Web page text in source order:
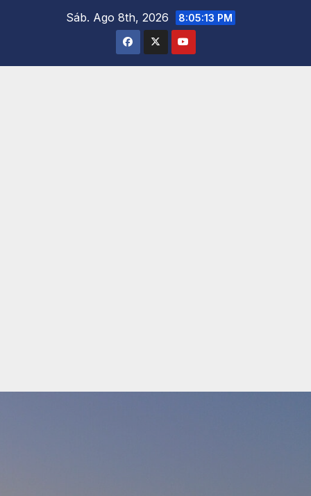
Sáb. Ago 8th, 2026 8:05:14 PM